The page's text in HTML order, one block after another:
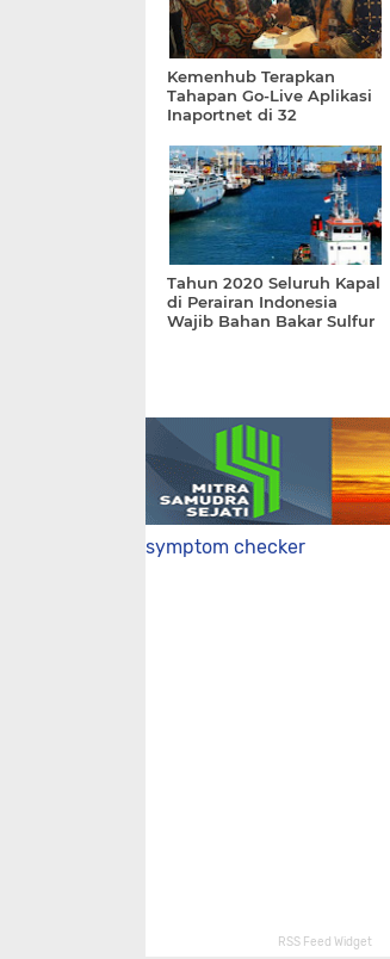
Kemenhub Terapkan
Tahapan Go-Live Aplikasi
Inaportnet di 32
Tahun 2020 Seluruh Kapal
di Perairan Indonesia
Wajib Bahan Bakar Sulfur
symptom checker
RSS Feed Widget